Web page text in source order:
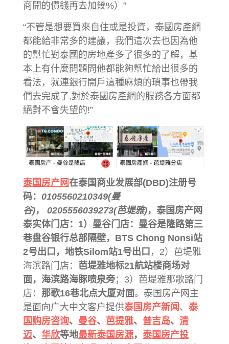
商開的價錢再去加幾%）”
“不管是想要買來自住或是投資，泰國房產網
都能給非常多的建議，我們這次去也因為他
的幫忙對泰國的房地產多了很多的了解，基
本上有什麼問題問他都能夠幫忙給出很多的
看法，就連銀行開戶這種麻煩的瑣事也帶我
們去完成了,對於泰國房產網的服務各方面都
絕對不會失望的!”
泰国房产网在泰国商业发展部(DBD)注册号
码：0105560210349(曼
谷)，0205556039273(芭堤雅)，泰国房产网
泰实体门店：1）曼谷门店： 曼谷是隆路第三
巷盘谷银行总部隔壁，BTS Chong Nonsi站
2号出口，地铁Silom站1号出口 ，2）芭堤雅
海滨路门店： 芭堤雅地标21航站楼商场对
面，海滨路海豚喷泉旁；3）芭堤雅那歌路门
店： 那歌16巷北点大厦对面。泰国房产网主
是面向广大中文客户提供泰国房产新闻 、泰
国购房咨询、 曼谷、 芭提雅、 普吉岛、清
迈、 华欣等地最新泰国房源，泰国房产投